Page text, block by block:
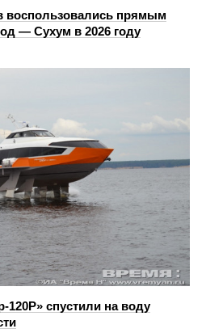
воспользовались прямым
— Сухум в 2026 году
120Р» спустили на воду